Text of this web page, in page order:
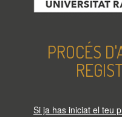
PROCÉS
Si ja has iniciat el teu